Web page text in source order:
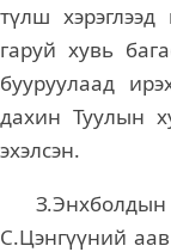
түлш
гаруй хувь
бууруулаад
дахин Туулын
эхэлсэн.
С.Цэнгүүний